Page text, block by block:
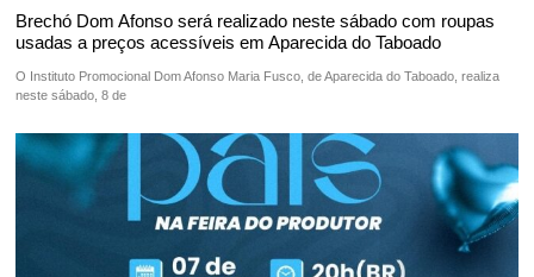
Brechó Dom Afonso será realizado neste sábado com roupas
usadas a preços acessíveis em Aparecida do Taboado
O Instituto Promocional Dom Afonso Maria Fusco, de Aparecida do Taboado, realiza
neste sábado, 8 de